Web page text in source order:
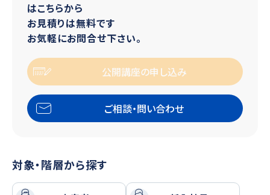
はこちらから
お見積りは無料です
お気軽にお問合せ下さい。
公開講座の申し込み
ご相談・問い合わせ
対象・階層から探す